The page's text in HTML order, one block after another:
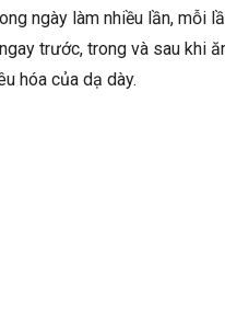
ngày làm nhiều lần, mỗi
trước, trong và sau khi
hóa của dạ dày.